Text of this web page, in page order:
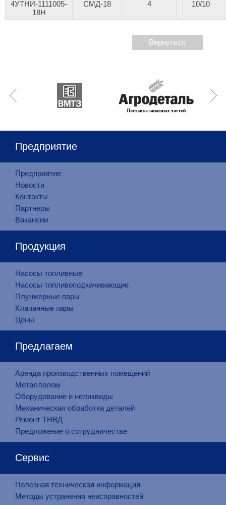
4УТНИ-1111005-
18Н
СМД-18 4 10/10
Вернуться
Предприятие
Предприятие
Новости
Контакты
Партнеры
Вакансии
Продукция
Насосы топливные
Насосы топливоподкачивающие
Плунжерные пары
Клапанные пары
Цены
Предлагаем
Аренда производственных помещений
Металлолом
Оборудование и неликвиды
Механическая обработка деталей
Ремонт ТНВД
Предложение о сотрудничестве
Сервис
Полезная техническая информация
Методы устранения неисправностей